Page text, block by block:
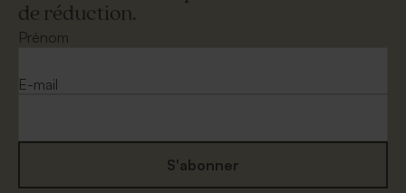
Enveloppe mariage noire
de réduction.
Prénom
E-mail
S'abonner